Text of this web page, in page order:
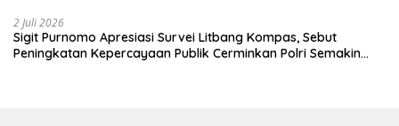
2 Juli 2026
Sigit Purnomo Apresiasi Survei Litbang Kompas, Sebut
Peningkatan Kepercayaan Publik Cerminkan Polri Semakin